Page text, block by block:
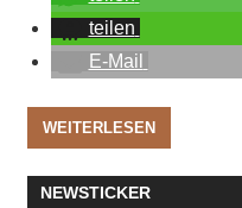
teilen
E-Mail
WEITERLESEN
NEWSTICKER